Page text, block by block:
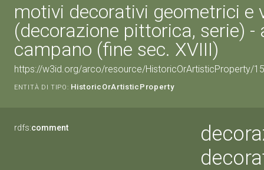
motivi decorativi geometrici e
(decorazione pittorica, serie) -
campano (fine sec. XVIII)
https://w3id.org/arco/resource/HistoricOrArtisticProperty/
ENTITÀ DI TIPO: HistoricOrArtisticProperty
rdfs:comment